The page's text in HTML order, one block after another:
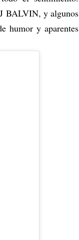
BALVIN, y algunos
humor y aparentes